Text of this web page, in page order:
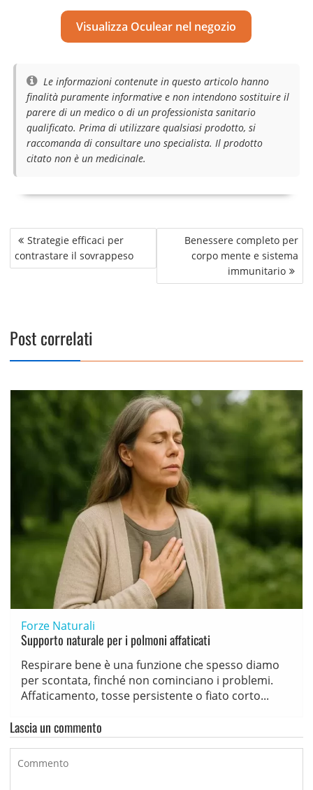
Visualizza Oculear nel negozio
Le informazioni contenute in questo articolo hanno
finalità puramente informative e non intendono sostituire il
parere di un medico o di un professionista sanitario
qualificato. Prima di utilizzare qualsiasi prodotto, si
raccomanda di consultare uno specialista. Il prodotto
citato non è un medicinale.
Navigazione
articoli
Strategie efficaci per
contrastare il sovrappeso
Benessere completo per
corpo mente e sistema
immunitario
Post correlati
Forze Naturali
Supporto naturale per i polmoni affaticati
Respirare bene è una funzione che spesso diamo
per scontata, finché non cominciano i problemi.
Affaticamento, tosse persistente o fiato corto...
Lascia un commento